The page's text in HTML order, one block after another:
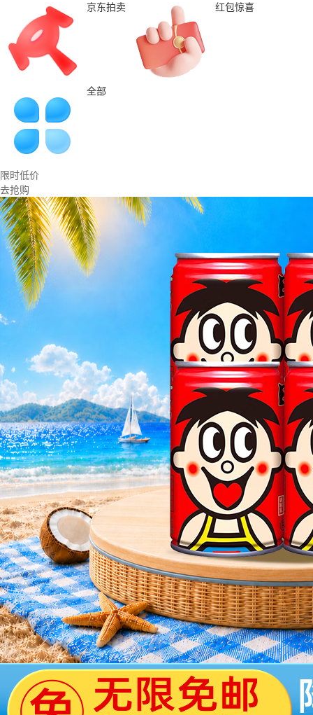
京东拍卖 红包惊喜
全部
限时低价
去抢购